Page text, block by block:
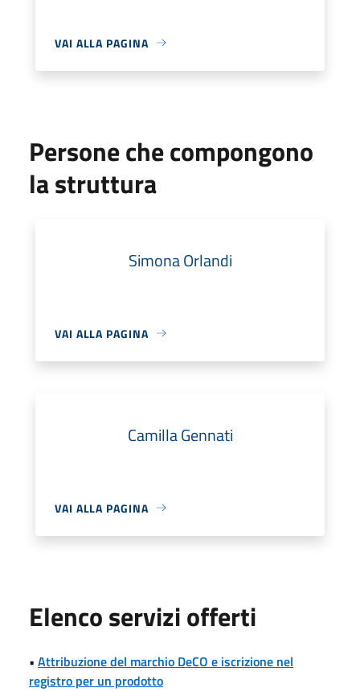
VAI ALLA PAGINA
Persone che compongono
la struttura
Simona Orlandi
VAI ALLA PAGINA
Camilla Gennati
VAI ALLA PAGINA
Elenco servizi offerti
• Attribuzione del marchio DeCO e iscrizione nel
registro per un prodotto